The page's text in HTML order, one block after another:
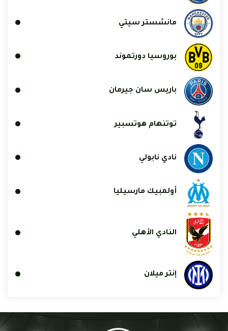
مانشستر سيتي
بوروسيا دورتموند
باريس سان جيرمان
توتنهام هوتسبير
نادي نابولي
أولمبيك مارسيليا
النادي الأهلي
إنتر ميلان